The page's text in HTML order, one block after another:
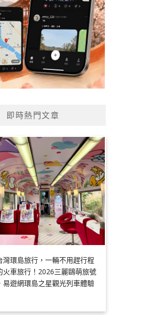
即時熱門文章
灣環島旅行，一輛不用趕行程
火車旅行！2026三麗鷗萌旅號
易遊網環島之星觀光列車體驗